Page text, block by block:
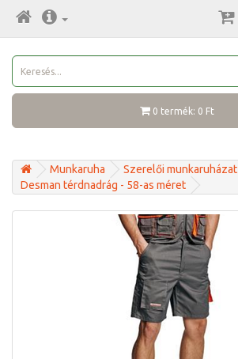
0 termék: 0 Ft
Munkaruha
Szerelői munkaruházat
Desman térdnadrág - 58-as méret